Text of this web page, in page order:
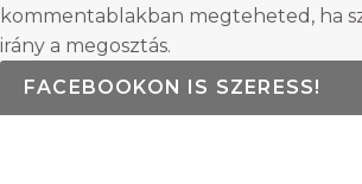
kommentablakban megteheted, ha
irány a megosztás.
FACEBOOKON IS SZERESS!